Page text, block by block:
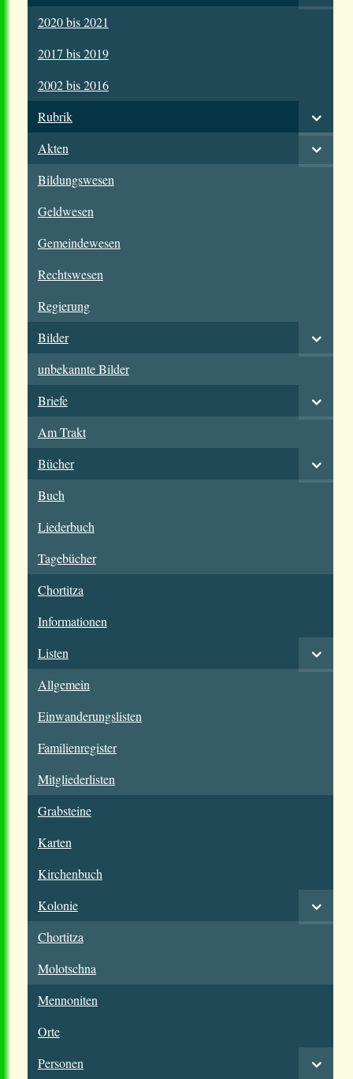
2020 bis 2021
2017 bis 2019
2002 bis 2016
Rubrik
Akten
Bildungswesen
Geldwesen
Gemeindewesen
Rechtswesen
Regierung
Bilder
unbekannte Bilder
Briefe
Am Trakt
Bücher
Buch
Liederbuch
Tagebücher
Chortitza
Informationen
Listen
Allgemein
Einwanderungslisten
Familienregister
Mitgliederlisten
Grabsteine
Karten
Kirchenbuch
Kolonie
Chortitza
Molotschna
Mennoniten
Orte
Personen